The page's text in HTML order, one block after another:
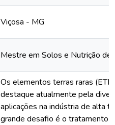
Viçosa - MG
Mestre em Solos e Nutrição de
Os elementos terras raras
destaque atualmente pela
aplicações na indústria de alta
grande desafio é o tratamento